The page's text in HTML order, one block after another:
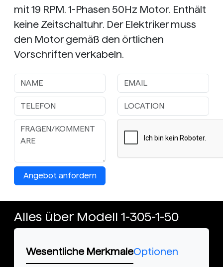
mit 19 RPM. 1-Phasen 50Hz Motor. Enthält
keine Zeitschaltuhr. Der Elektriker muss
den Motor gemäß den örtlichen
Vorschriften verkabeln.
Angebot anfordern
Alles über Modell 1-305-1-50
Wesentliche MerkmaleOptionen